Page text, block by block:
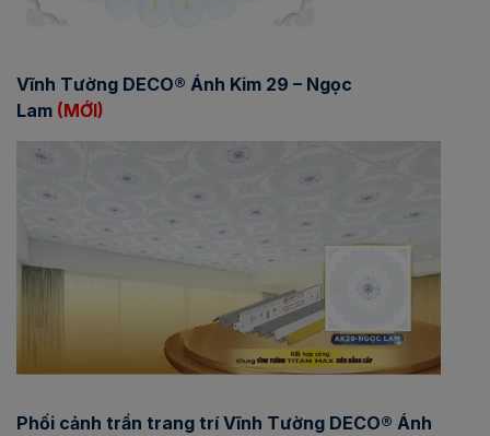
Vĩnh Tường DECO® Ánh Kim 29 – Ngọc
Lam (MỚI)
Phối cảnh trần trang trí Vĩnh Tường DECO® Ánh